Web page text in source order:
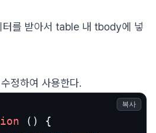
터를 받아서 table 내 tbody에 넣
정하여 사용한다.
( ) {
복사